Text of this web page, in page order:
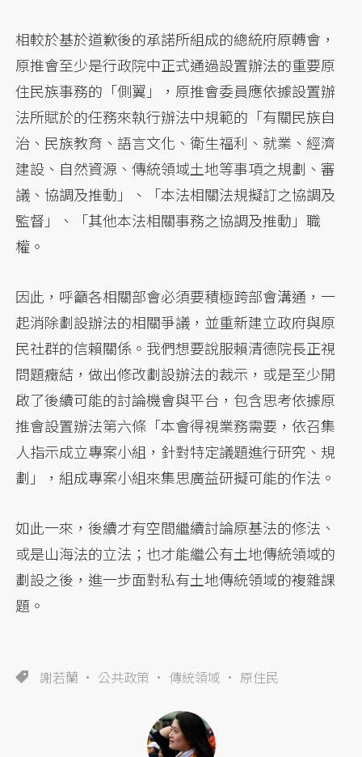
相較於基於道歉後的承諾所組成的總統府原轉會，
原推會至少是行政院中正式通過設置辦法的重要原
住民族事務的「側翼」，原推會委員應依據設置辦
法所賦於的任務來執行辦法中規範的「有關民族自
治、民族教育、語言文化、衛生福利、就業、經濟
建設、自然資源、傳統領域土地等事項之規劃、審
議、協調及推動」、「本法相關法規擬訂之協調及
監督」、「其他本法相關事務之協調及推動」職
權。
因此，呼籲各相關部會必須要積極跨部會溝通，一
起消除劃設辦法的相關爭議，並重新建立政府與原
民社群的信賴關係。我們想要說服賴清德院長正視
問題癥結，做出修改劃設辦法的裁示，或是至少開
啟了後續可能的討論機會與平台，包含思考依據原
推會設置辦法第六條「本會得視業務需要，依召集
人指示成立專案小組，針對特定議題進行研究、規
劃」，組成專案小組來集思廣益研擬可能的作法。
如此一來，後續才有空間繼續討論原基法的修法、
或是山海法的立法；也才能繼公有土地傳統領域的
劃設之後，進一步面對私有土地傳統領域的複雜課
題。
謝若蘭 公共政策 傳統領域 原住民